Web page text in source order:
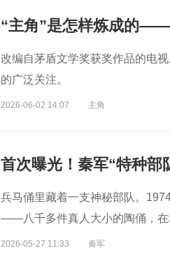
“主角”是怎样炼成的
改编自茅盾文学奖获奖作品的电
的广泛关注。
2026-06-02 14:07 主角
首次曝光！秦军“特种部
兵马俑里藏着一支神秘部队。
——八千多件真人大小的陶俑，在
2026-05-27 11:33 秦军